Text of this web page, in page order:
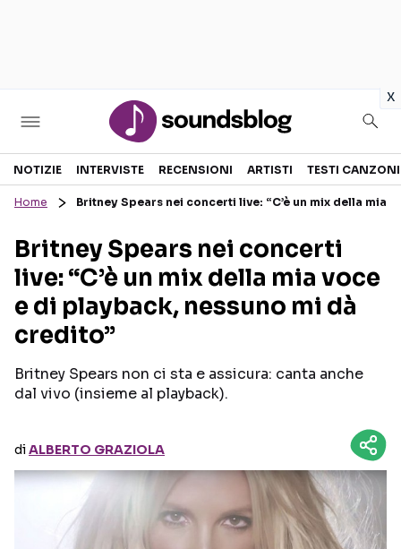
x
Sezioni
RECENSIONI MUSICALI
INTERVISTE
GOSSIP E CURIOSITÀ
TESTI CANZONI
TOUR ED EVENTI
TALENT SHOW
Seguici sui social
NOTIZIE INTERVISTE RECENSIONI ARTISTI TESTI CANZONI
Home Britney Spears nei concerti live: “C’è un mix della mia
Britney Spears nei concerti
live: “C’è un mix della mia voce
e di playback, nessuno mi dà
credito”
Britney Spears non ci sta e assicura: canta anche
dal vivo (insieme al playback).
diALBERTO GRAZIOLA